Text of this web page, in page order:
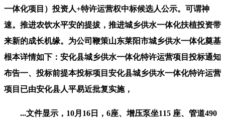
一体化项目）投资人+特许运营权中标候选人公示。可谓神
速。推进农饮水平安的提拔，推进城乡供水一体化扶植投资带
来新的成长机缘。为公司鞭策山东莱阳市城乡供水一体化奠基
根本详情如下：安化县城乡供水一体化特许运营项目投标通知
布告一、投标前提本投标项目安化县城乡供水一体化特许运营
项目已由安化县人平易近批复实施，
...文件显示，10月16日，6座、增压泵坐115 座、管道490